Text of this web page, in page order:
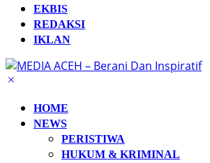
EKBIS
REDAKSI
IKLAN
HOME
NEWS
PERISTIWA
HUKUM & KRIMINAL